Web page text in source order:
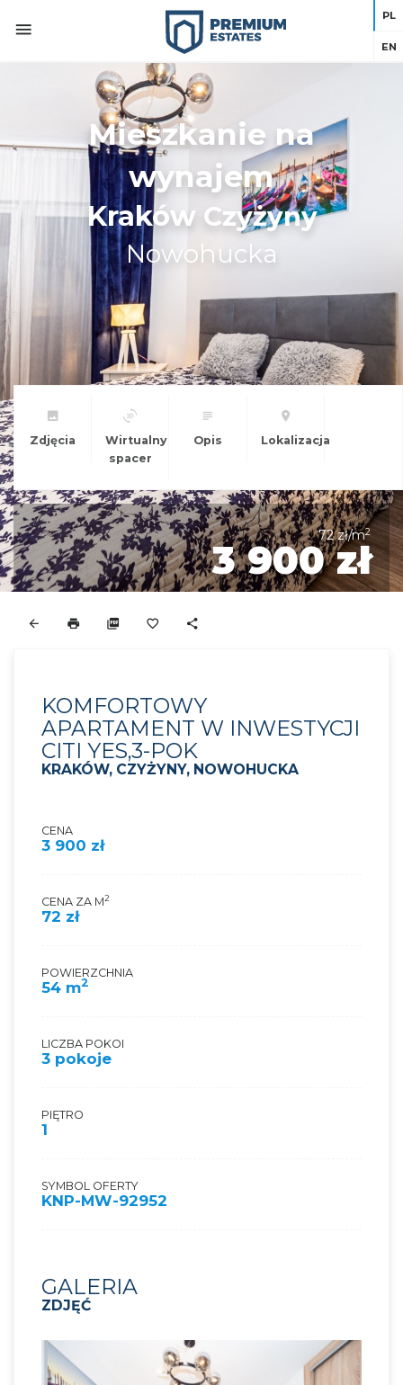
PL
EN
Mieszkanie na
wynajem
Kraków Czyżyny
Nowohucka
Zdjęcia
Wirtualny
spacer
Opis Lokalizacja
72 zł/m2
3 900 zł
KOMFORTOWY
APARTAMENT W INWESTYCJI
CITI YES,3-POK
KRAKÓW, CZYŻYNY, NOWOHUCKA
CENA
3 900 zł
CENA ZA M2
72 zł
POWIERZCHNIA
54 m2
LICZBA POKOI
3 pokoje
PIĘTRO
1
SYMBOL OFERTY
KNP-MW-92952
GALERIA
ZDJĘĆ